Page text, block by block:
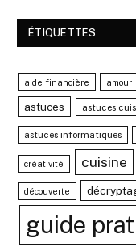
ÉTIQUETTES
aide financière amour
astuces astuces
astuces informatiques
créativité cuisine
découverte
guide